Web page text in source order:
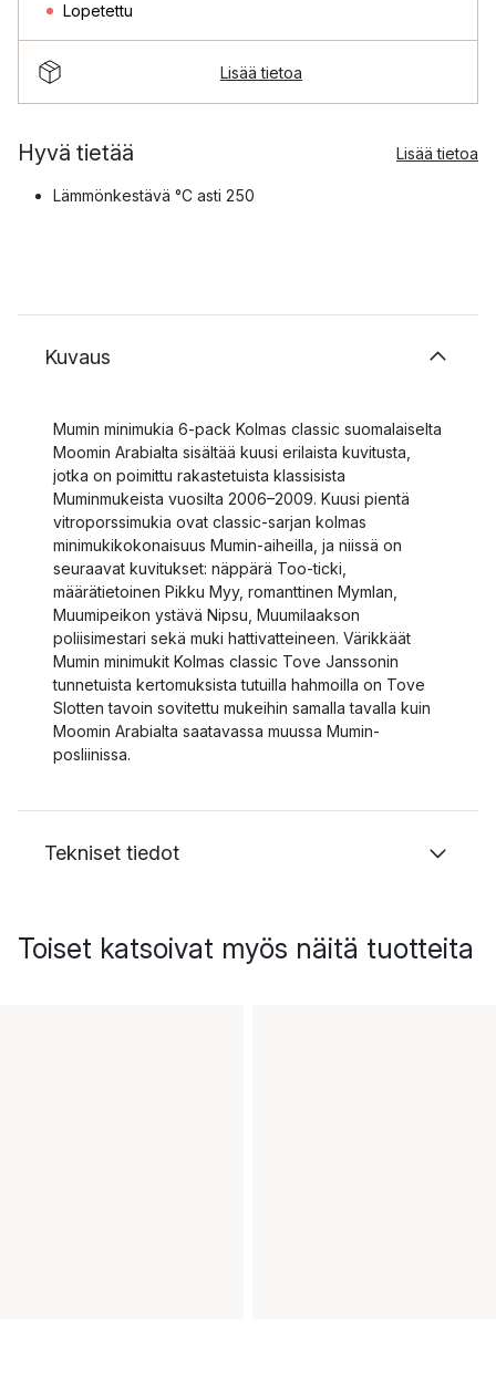
Lopetettu
Lisää tietoa
Hyvä tietää Lisää tietoa
Lämmönkestävä °C asti 250
Kuvaus
Mumin minimukia 6-pack Kolmas classic suomalaiselta
Moomin Arabialta sisältää kuusi erilaista kuvitusta,
jotka on poimittu rakastetuista klassisista
Muminmukeista vuosilta 2006–2009. Kuusi pientä
vitroporssimukia ovat classic-sarjan kolmas
minimukikokonaisuus Mumin-aiheilla, ja niissä on
seuraavat kuvitukset: näppärä Too-ticki,
määrätietoinen Pikku Myy, romanttinen Mymlan,
Muumipeikon ystävä Nipsu, Muumilaakson
poliisimestari sekä muki hattivatteineen. Värikkäät
Mumin minimukit Kolmas classic Tove Janssonin
tunnetuista kertomuksista tutuilla hahmoilla on Tove
Slotten tavoin sovitettu mukeihin samalla tavalla kuin
Moomin Arabialta saatavassa muussa Mumin-
posliinissa.
Tekniset tiedot
Toiset katsoivat myös näitä tuotteita